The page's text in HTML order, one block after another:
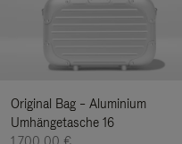
Original Bag – Aluminium
Umhängetasche 16